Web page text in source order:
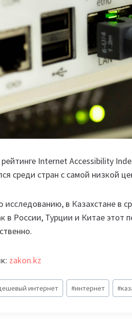
Internet Accessibility
среди стран с самой низкой
исследованию, в Казахстане в
в России, Турции и Китае этот
zakon.kz
интернет #интернет #